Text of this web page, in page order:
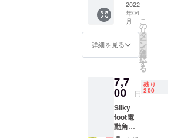
きまし
ては予
告なく
変更に
なる場
了承く
ださ
い。 ・
2022年
4月中旬
頃のお
円（税
込）
→4,480
円（税
込） 一
般販売
予定価
5,500円
（税
込） ・
送料込
みの価
格とな
2022
年04
月
詳細を見る
こ
の
リ
タ
ー
ン
を
選
択
す
る
7,7
00 円
残り
200
Silky
foot電
動角質
リムー